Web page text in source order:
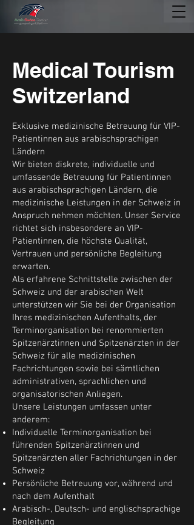
Medical Tourism
Switzerland
Exklusive medizinische Betreuung für VIP-
Patientinnen aus arabischsprachigen
Ländern
Wir bieten diskrete, individuelle und
umfassende Betreuung für Patientinnen
aus arabischsprachigen Ländern, die
medizinische Leistungen in der Schweiz in
Anspruch nehmen möchten. Unser Service
richtet sich insbesondere an VIP-
Patientinnen, die höchste Qualität,
Vertrauen und persönliche Begleitung
erwarten.
Als erfahrene Schnittstelle zwischen der
Schweiz und der arabischen Welt
unterstützen wir Sie bei der Organisation
Ihres medizinischen Aufenthalts, der
Terminorganisation bei renommierten
Spitzenärztinnen und Spitzenärzten in der
Schweiz für alle medizinischen
Fachrichtungen sowie bei sämtlichen
administrativen, sprachlichen und
organisatorischen Anliegen.
Unsere Leistungen umfassen unter
anderem:
Individuelle Terminorganisation bei
führenden Spitzenärztinnen und
Spitzenärzten aller Fachrichtungen in der
Schweiz
Persönliche Betreuung vor, während und
nach dem Aufenthalt
Arabisch-, Deutsch- und englischsprachige
Begleitung